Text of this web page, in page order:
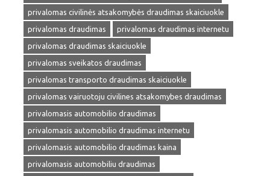
privalomas civilinės atsakomybės draudimas skaiciuokle
privalomas draudimas
privalomas draudimas internetu
privalomas draudimas skaiciuokle
privalomas sveikatos draudimas
privalomas transporto draudimas skaiciuokle
privalomas vairuotoju civilines atsakomybes draudimas
privalomasis automobilio draudimas
privalomasis automobilio draudimas internetu
privalomasis automobilio draudimas kaina
privalomasis automobiliu draudimas